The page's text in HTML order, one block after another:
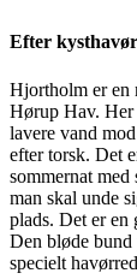
Efter
Hjortholm er en
Hørup Hav. Her
lavere vand
eftertorsk. Det
sommernat
man skal unde
plads. Det er
Den bløde
specielt